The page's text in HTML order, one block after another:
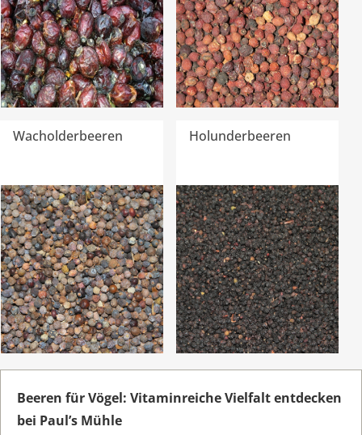
Wacholderbeeren Holunderbeeren
Beeren für Vögel: Vitaminreiche Vielfalt entdecken
bei Paul’s Mühle